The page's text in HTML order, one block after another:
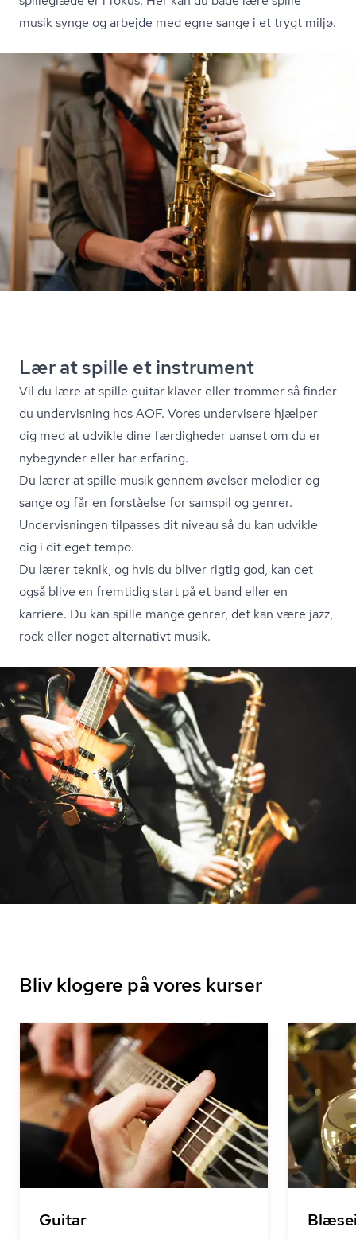
musik synge og arbejde med egne sange i et trygt miljø.
Lær at spille et instrument
Vil du lære at spille guitar klaver eller trommer så finder
du undervisning hos AOF. Vores undervisere hjælper
dig med at udvikle dine færdigheder uanset om du er
nybegynder eller har erfaring.
Du lærer at spille musik gennem øvelser melodier og
sange og får en forståelse for samspil og genrer.
Undervisningen tilpasses dit niveau så du kan udvikle
dig i dit eget tempo.
Du lærer teknik, og hvis du bliver rigtig god, kan det
også blive en fremtidig start på et band eller en
karriere. Du kan spille mange genrer, det kan være jazz,
rock eller noget alternativt musik.
Bliv klogere på vores kurser
Guitar